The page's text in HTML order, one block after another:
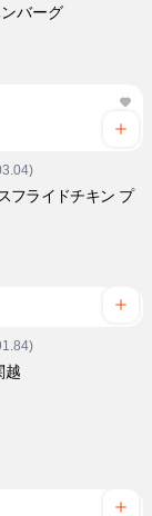
バーグ
フライドチキン プ
越